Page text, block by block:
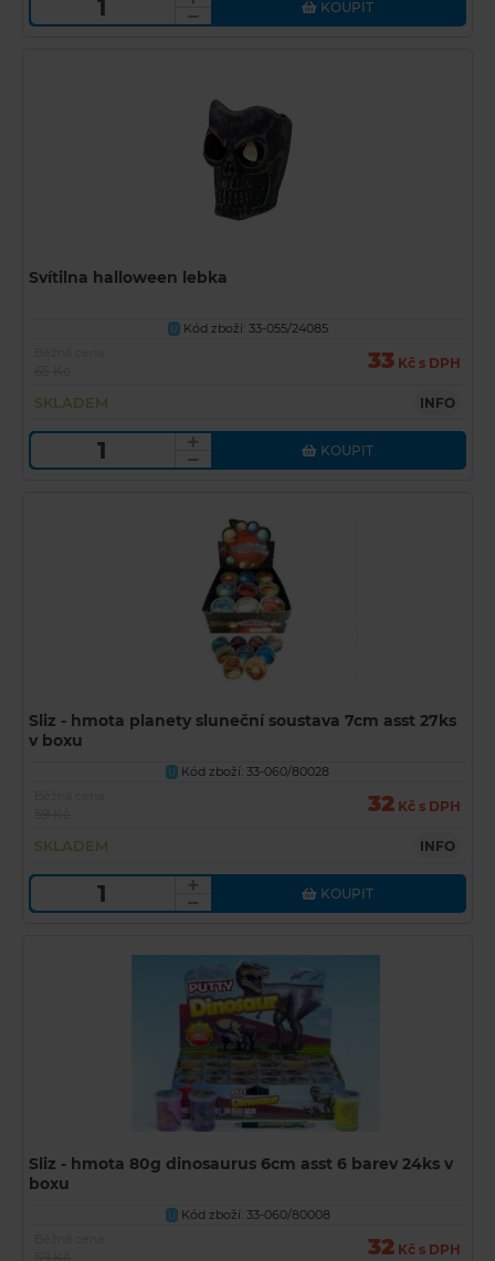
KOUPIT
Svítilna halloween lebka
U Kód zboží: 33-055/24085
33 Kč s DPH
SKLADEM INFO
KOUPIT
Sliz - hmota planety sluneční soustava 7cm asst 27ks
v boxu
U
Kód zboží: 33-060/80028
32 Kč s DPH
SKLADEM INFO
KOUPIT
Sliz - hmota 80g dinosaurus 6cm asst 6 barev 24ks v
boxu
U Kód zboží: 33-060/80008
32 Kč s DPH